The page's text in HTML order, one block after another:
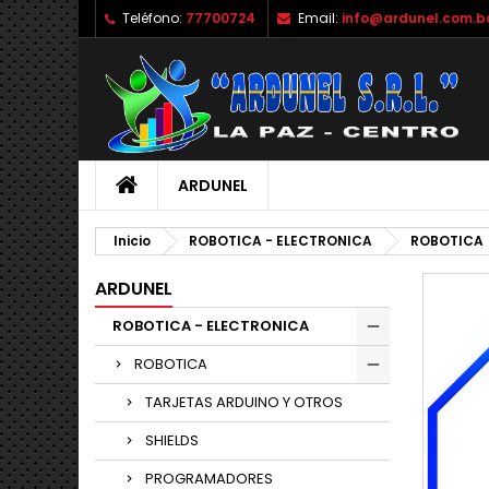
Teléfono: 77700724 Email:
ARDUNEL
Inicio ROBOTICA - ELECTRONICA ROBOTICA
ARDUNEL
ROBOTICA - ELECTRONICA
ROBOTICA
TARJETAS ARDUINO Y OTROS
SHIELDS
PROGRAMADORES